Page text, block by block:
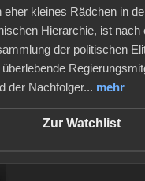
eher kleines Rädchen in
Hierarchie, ist nach
der politischen
der Nachfolger... mehr
Zur Watchlist